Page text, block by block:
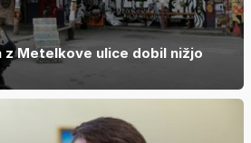
Metelkove ulice dobil nižjo